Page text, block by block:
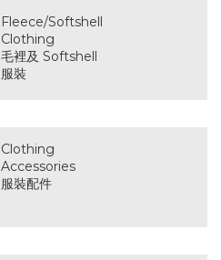
Fleece/Softshell
Clothing
毛裡及 Softshell
服裝
Clothing
Accessories
服裝配件